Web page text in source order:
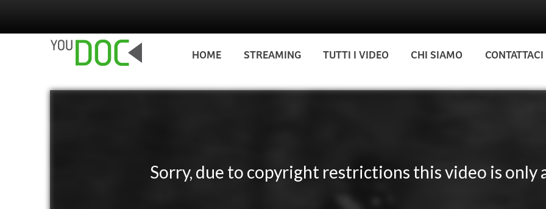
HOME STREAMING TUTTI I VIDEO CHI SIAMO CONTATTACI
Sorry, due to copyright restrictions this video is only